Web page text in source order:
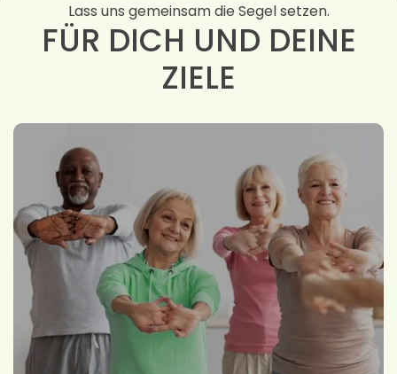
FÜR DICH UND DEINE
ZIELE
Lass uns gemeinsam die Segel setzen.